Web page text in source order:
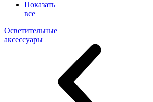
Показать
все
Осветительные
аксессуары